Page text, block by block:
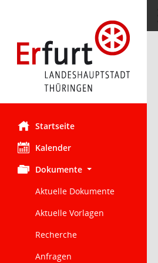
Startseite
Kalender
Dokumente
Aktuelle Dokumente
Aktuelle Vorlagen
Recherche
Anfragen